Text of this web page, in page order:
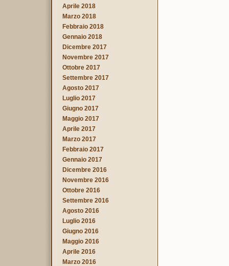
Aprile 2018
Marzo 2018
Febbraio 2018
Gennaio 2018
Dicembre 2017
Novembre 2017
Ottobre 2017
Settembre 2017
Agosto 2017
Luglio 2017
Giugno 2017
Maggio 2017
Aprile 2017
Marzo 2017
Febbraio 2017
Gennaio 2017
Dicembre 2016
Novembre 2016
Ottobre 2016
Settembre 2016
Agosto 2016
Luglio 2016
Giugno 2016
Maggio 2016
Aprile 2016
Marzo 2016